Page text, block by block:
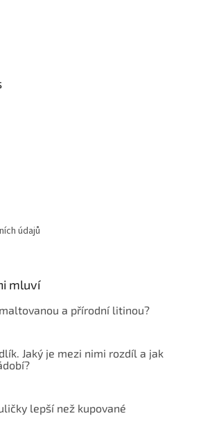
údajů
mluví
a přírodní litinou?
Jaký je mezi nimi rozdíl a jak
lepší než kupované